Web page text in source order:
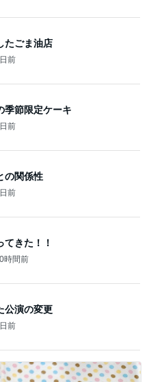
たごま油店
1日前
季節限定ケーキ
1日前
の関係性
1日前
きた！！
20時間前
公演の変更
1日前